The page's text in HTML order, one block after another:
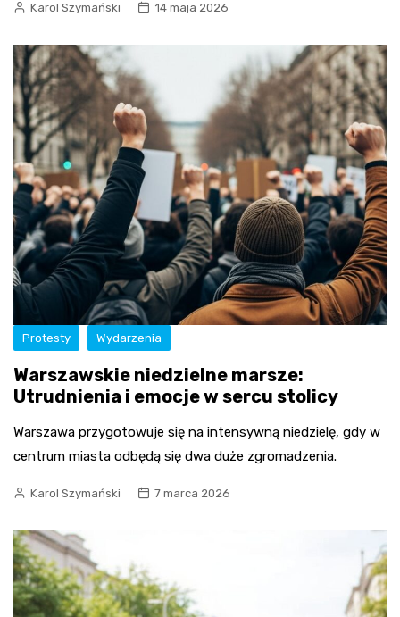
Karol Szymański 14 maja 2026
Protesty Wydarzenia
Warszawskie niedzielne marsze:
Utrudnienia i emocje w sercu stolicy
Warszawa przygotowuje się na intensywną niedzielę, gdy w
centrum miasta odbędą się dwa duże zgromadzenia.
Karol Szymański 7 marca 2026